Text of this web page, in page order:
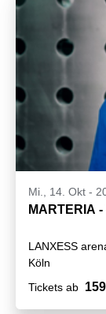
Mi., 14. Okt -
MARTERIA
LANXESS
Köln
Tickets ab